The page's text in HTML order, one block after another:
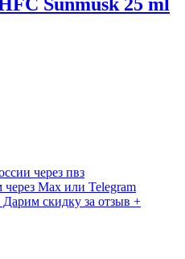
Sunmusk 25 ml
через пвз
Max или Telegram
скидку за отзыв +